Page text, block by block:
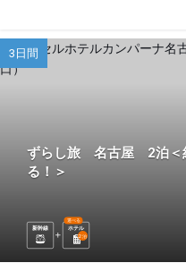
3日間
ずらし旅 名古屋 2泊＜
る！＞
新幹線 ホテル
選べる
2泊